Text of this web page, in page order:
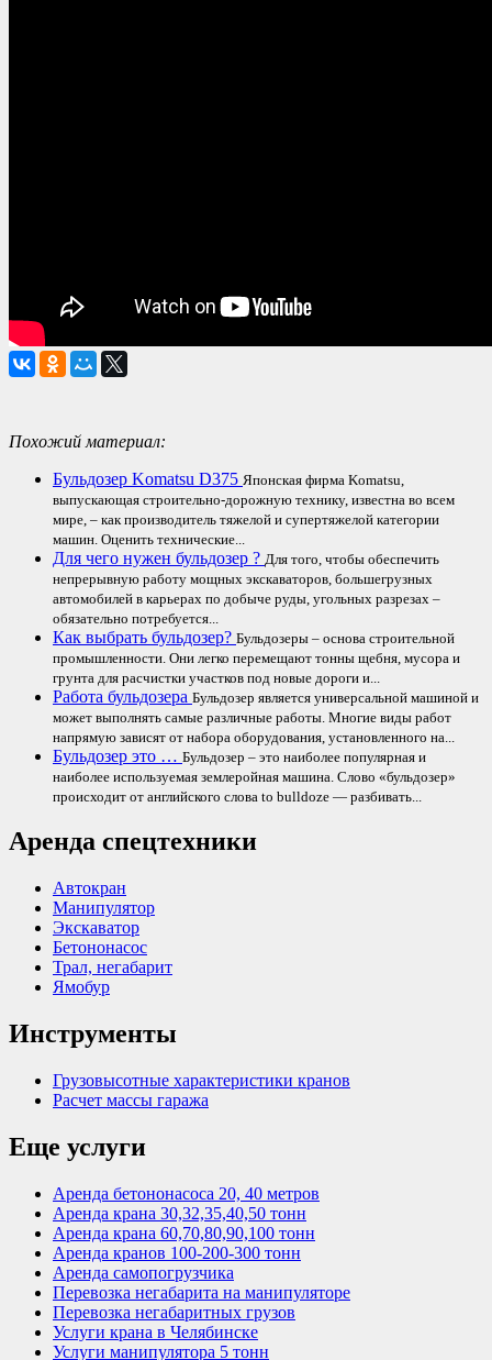
Похожий материал:
Бульдозер Komatsu D375 Японская фирма Komatsu,
выпускающая строительно-дорожную технику, известна во всем
мире, – как производитель тяжелой и супертяжелой категории
машин. Оценить технические...
Для чего нужен бульдозер ? Для того, чтобы обеспечить
непрерывную работу мощных экскаваторов, большегрузных
автомобилей в карьерах по добыче руды, угольных разрезах –
обязательно потребуется...
Как выбрать бульдозер? Бульдозеры – основа строительной
промышленности. Они легко перемещают тонны щебня, мусора и
грунта для расчистки участков под новые дороги и...
Работа бульдозера Бульдозер является универсальной машиной и
может выполнять самые различные работы. Многие виды работ
напрямую зависят от набора оборудования, установленного на...
Бульдозер это … Бульдозер – это наиболее популярная и
наиболее используемая землеройная машина. Слово «бульдозер»
происходит от английского слова to bulldoze — разбивать...
Аренда спецтехники
Автокран
Манипулятор
Экскаватор
Бетононасос
Трал, негабарит
Ямобур
Инструменты
Грузовысотные характеристики кранов
Расчет массы гаража
Еще услуги
Аренда бетононасоса 20, 40 метров
Аренда крана 30,32,35,40,50 тонн
Аренда крана 60,70,80,90,100 тонн
Аренда кранов 100-200-300 тонн
Аренда самопогрузчика
Перевозка негабарита на манипуляторе
Перевозка негабаритных грузов
Услуги крана в Челябинске
Услуги манипулятора 5 тонн